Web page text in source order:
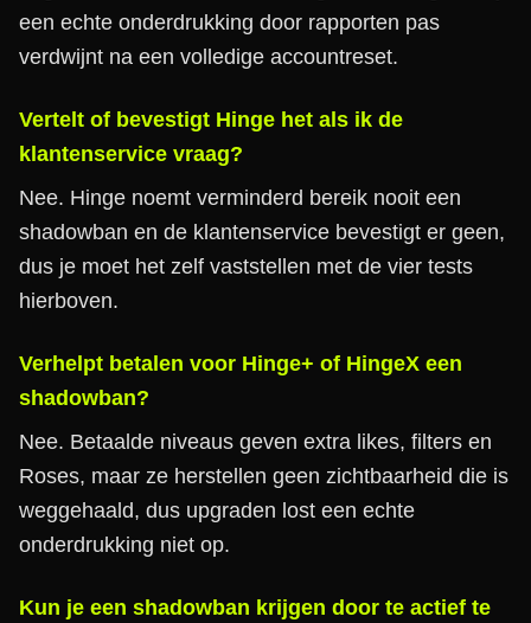
een echte onderdrukking door rapporten pas
verdwijnt na een volledige accountreset.
Vertelt of bevestigt Hinge het als ik de
klantenservice vraag?
Nee. Hinge noemt verminderd bereik nooit een
shadowban en de klantenservice bevestigt er geen,
dus je moet het zelf vaststellen met de vier tests
hierboven.
Verhelpt betalen voor Hinge+ of HingeX een
shadowban?
Nee. Betaalde niveaus geven extra likes, filters en
Roses, maar ze herstellen geen zichtbaarheid die is
weggehaald, dus upgraden lost een echte
onderdrukking niet op.
Kun je een shadowban krijgen door te actief te